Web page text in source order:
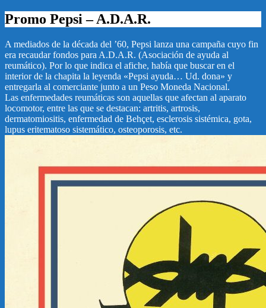
Promo Pepsi – A.D.A.R.
A mediados de la década del ’60, Pepsi lanza una campaña cuyo fin
era recaudar fondos para A.D.A.R. (Asociación de ayuda al
reumático). Por lo que indica el afiche, había que buscar en el
interior de la chapita la leyenda «Pepsi ayuda… Ud. dona» y
entregarla al comerciante junto a un Peso Moneda Nacional.
Las enfermedades reumáticas son aquellas que afectan al aparato
locomotor, entre las que se destacan: artritis, artrosis,
dermatomiositis, enfermedad de Behçet, esclerosis sistémica, gota,
lupus eritematoso sistemático, osteoporosis, etc.